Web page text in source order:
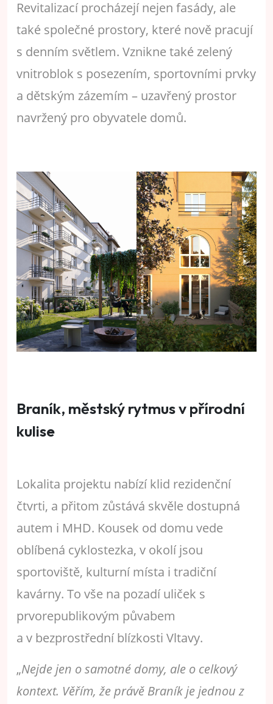
Revitalizací procházejí nejen fasády, ale
také společné prostory, které nově pracují
s denním světlem. Vznikne také zelený
vnitroblok s posezením, sportovními prvky
a dětským zázemím – uzavřený prostor
navržený pro obyvatele domů.
Braník, městský rytmus v přírodní
kulise
Lokalita projektu nabízí klid rezidenční
čtvrti, a přitom zůstává skvěle dostupná
autem i MHD. Kousek od domu vede
oblíbená cyklostezka, v okolí jsou
sportoviště, kulturní místa i tradiční
kavárny. To vše na pozadí uliček s
prvorepublikovým půvabem
a v bezprostřední blízkosti Vltavy.
„Nejde jen o samotné domy, ale o celkový
kontext. Věřím, že právě Braník je jednou z